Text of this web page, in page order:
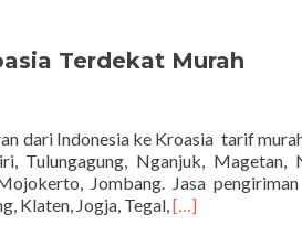
Terdekat Murah
dari Indonesia ke Kroasia tarif
Tulungagung, Nganjuk, Magetan,
Jombang. Jasa
Klaten, Jogja, Tegal,Read
[…]